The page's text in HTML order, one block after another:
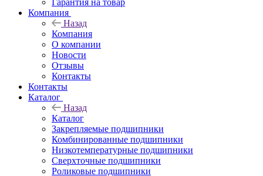
Гарантия на товар
Компания
Назад
Компания
О компании
Новости
Отзывы
Контакты
Контакты
Каталог
Назад
Каталог
Закрепляемые подшипники
Комбинированные подшипники
Низкотемпературные подшипники
Сверхточные подшипники
Роликовые подшипники